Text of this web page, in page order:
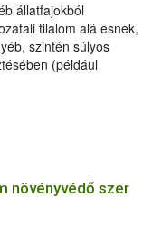
állatfajokból
tilalom alá esnek,
szintén súlyos
(például
növényvédő szer